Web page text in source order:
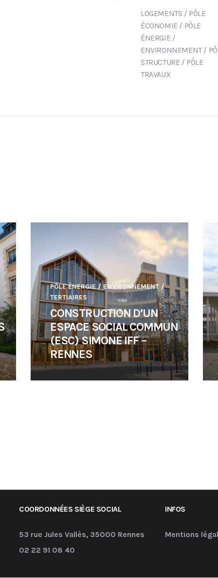
LOGEMENTS / PÔLE
ÉCONOMIE / PÔLE
ÉNERGIE /
ENVIRONNEMENT/
STRUCTURE / PÔLE
TRAVAUX
PÔLE ÉNERGIE / ENVIRONNEMENT /
TERTIAIRES
CONSTRUCTION D’UN
ESPACE SOCIAL COMMUN
(ESC) SIMONE IFF –
RENNES
COORDONNÉES SIÈGE SOCIAL
53 rue Jules Vallès, 35000 Rennes
02 22 91 08 40
INFOS
Mentions